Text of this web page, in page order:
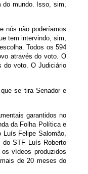
do mundo. Isso, sim,
nós não poderíamos
tem intervindo, sim,
Todos os 594
através do voto. O
do voto. O Judiciário
se tira Senador e
garantidos no
da Folha Política e
Felipe Salomão,
do STF Luís Roberto
vídeos produzidos
de 20 meses do